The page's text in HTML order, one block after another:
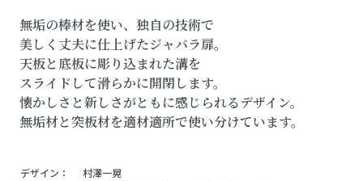
無垢の棒材を使い、独自の技術で
美しく丈夫に仕上げたジャバラ扉。
天板と底板に彫り込まれた溝を
スライドして滑らかに開閉します。
懐かしさと新しさがともに感じられるデザイン。
無垢材と突板材を適材適所で使い分けています。
デザイン：
村澤一晃